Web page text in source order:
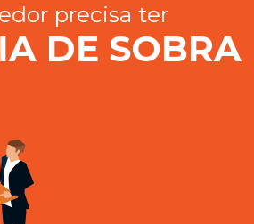
precisa ter
DE SOBRA